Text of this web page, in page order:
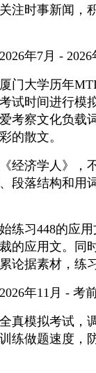
注时事新闻，
年7月 - 2026
门大学历年
试时间进行模
考察文化负载
的散文。
经济学人》，
段落结构和用
练习448的应
的应用文。同
论据素材，练
年11月 - 考前
真模拟考试，
练做题速度，